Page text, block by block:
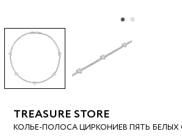
TREASURE STORE
КОЛЬЕ-ПОЛОСА ЦИРКОНИЕВ ПЯТЬ БЕЛЫХ